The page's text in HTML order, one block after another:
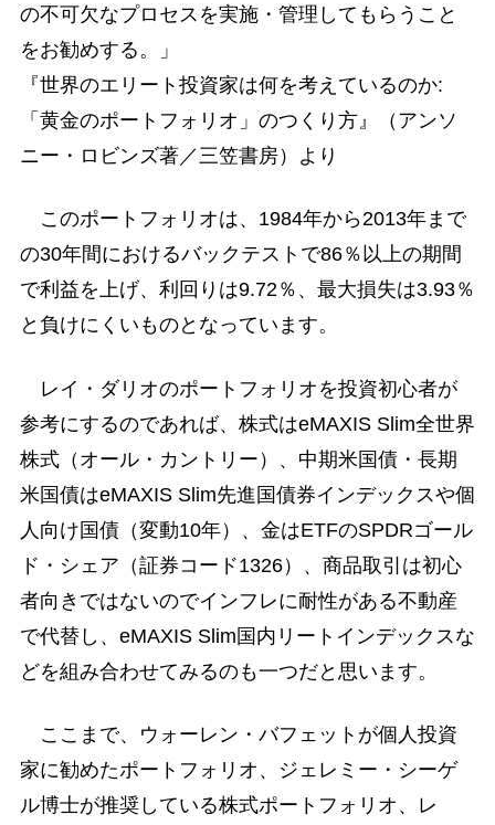
の不可欠なプロセスを実施・管理してもらうこと
をお勧めする。」
『世界のエリート投資家は何を考えているのか:
「黄金のポートフォリオ」のつくり方』（アンソ
ニー・ロビンズ著／三笠書房）より
このポートフォリオは、1984年から2013年まで
の30年間におけるバックテストで86％以上の期間
で利益を上げ、利回りは9.72％、最大損失は3.93％
と負けにくいものとなっています。
レイ・ダリオのポートフォリオを投資初心者が
参考にするのであれば、株式はeMAXIS Slim全世界
株式（オール・カントリー）、中期米国債・長期
米国債はeMAXIS Slim先進国債券インデックスや個
人向け国債（変動10年）、金はETFのSPDRゴール
ド・シェア（証券コード1326）、商品取引は初心
者向きではないのでインフレに耐性がある不動産
で代替し、eMAXIS Slim国内リートインデックスな
どを組み合わせてみるのも一つだと思います。
ここまで、ウォーレン・バフェットが個人投資
家に勧めたポートフォリオ、ジェレミー・シーゲ
ル博士が推奨している株式ポートフォリオ、レ